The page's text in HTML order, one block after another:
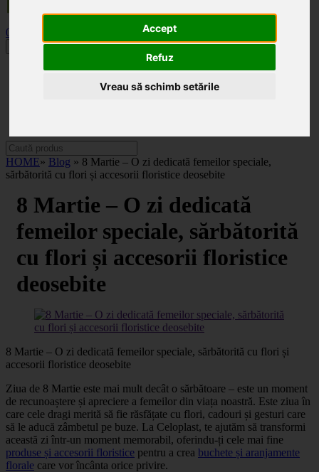
Accept
Refuz
Vreau să schimb setările
0
Toggle navigation
Acasă
HOME» Blog » 8 Martie – O zi dedicată femeilor speciale,
sărbătorită cu flori și accesorii floristice deosebite
8 Martie – O zi dedicată
femeilor speciale, sărbătorită
cu flori și accesorii floristice
deosebite
8 Martie – O zi dedicată femeilor speciale, sărbătorită cu flori și
accesorii floristice deosebite
Ziua de 8 Martie este mai mult decât o sărbătoare – este un moment
de recunoaștere și apreciere a femeilor din viața noastră. Este ziua în
care cele dragi merită să fie răsfățate cu flori, cadouri și gesturi care
să le aducă zâmbetul pe buze. La Celoplast, te ajutăm să transformi
această zi într-un moment memorabil, oferindu-ți cele mai fine
produse și accesorii floristice pentru a crea buchete și aranjamente
florale care vor încânta orice privire.